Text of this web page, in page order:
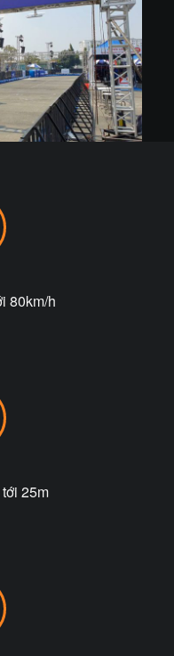
80km/h
25m